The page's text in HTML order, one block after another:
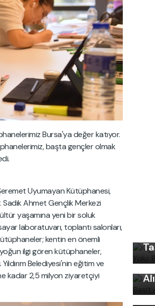
Bursa'ya değer katıyor.
başta gençler olmak
Uyumayan Kütüphanesi,
Ahmet Gençlik Merkezi
yaşamına yeni bir soluk
laboratuvarı, toplantı salonları,
kentin en önemli
ilgi gören kütüphaneler,
Belediyesi'nin eğitim ve
kadar 2,5 milyon ziyaretçiyi